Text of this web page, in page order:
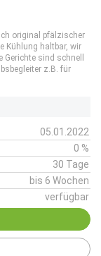
original pfälzischer
Kühlung haltbar, wir
sind schnell
z.B. für
05.01.2022
0 %
30 Tage
bis 6 Wochen
verfügbar